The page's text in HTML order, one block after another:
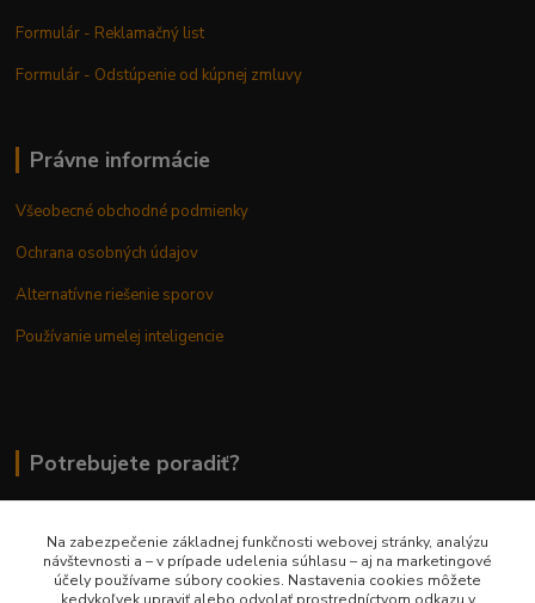
Formulár - Reklamačný list
Formulár - Odstúpenie od kúpnej zmluvy
Právne informácie
Všeobecné obchodné podmienky
Ochrana osobných údajov
Alternatívne riešenie sporov
Používanie umelej inteligencie
Potrebujete poradiť?
0948 236 042
Na zabezpečenie základnej funkčnosti webovej stránky, analýzu
návštevnosti a – v prípade udelenia súhlasu – aj na marketingové
účely používame súbory cookies. Nastavenia cookies môžete